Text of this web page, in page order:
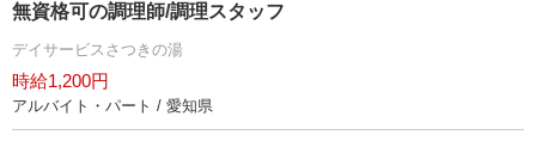
無資格可の調理師/調理スタッフ
デイサービスさつきの湯
時給1,200円
アルバイト・パート / 愛知県